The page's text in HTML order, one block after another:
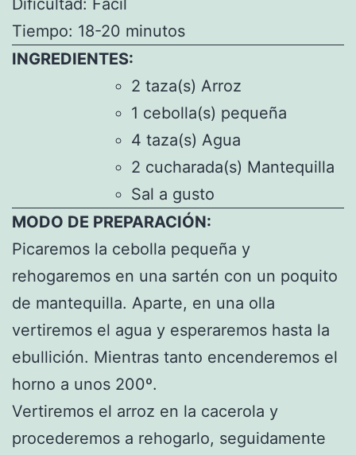
Dificultad: Fácil
Tiempo: 18-20 minutos
INGREDIENTES:
2 taza(s) Arroz
1 cebolla(s) pequeña
4 taza(s) Agua
2 cucharada(s) Mantequilla
Sal a gusto
MODO DE PREPARACIÓN:
Picaremos la cebolla pequeña y
rehogaremos en una sartén con un poquito
de mantequilla. Aparte, en una olla
vertiremos el agua y esperaremos hasta la
ebullición. Mientras tanto encenderemos el
horno a unos 200º.
Vertiremos el arroz en la cacerola y
procederemos a rehogarlo, seguidamente